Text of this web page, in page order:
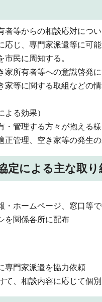
者等からの相談応対につい
応じ、専門家派遣等に可能
市民に周知する。
家所有者等への意識啓発に
家等に関する取組などの情
よる効果）
管理する方々が抱える
正管理、空き家等の発生
定による主な取り
・ホームページ、窓口等
を関係各所に配布
専門家派遣を協力依頼
て、相談内容に応じて個